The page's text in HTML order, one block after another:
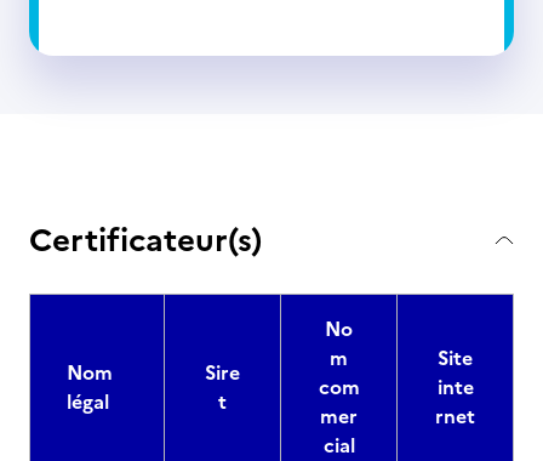
Certificateur(s)
Nom
légal
Sire
t
No
m
com
mer
cial
Site
inte
rnet